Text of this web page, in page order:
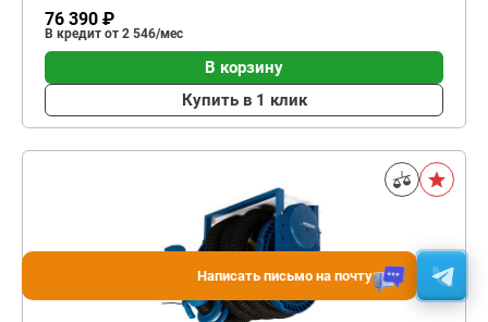
76 390 ₽
В кредит от 2 546/мес
В корзину
Купить в 1 клик
Написать письмо на почту